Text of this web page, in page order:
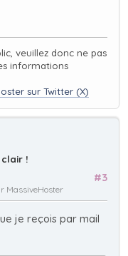
veuillez donc ne pas
informations
sur Twitter (X)
clair !
#3
MassiveHoster
je reçois par mail